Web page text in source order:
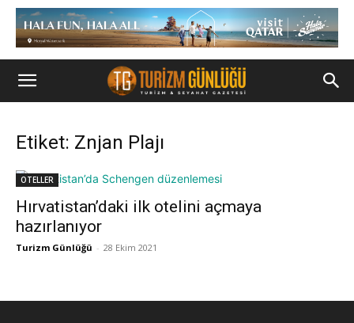
Etiket: Znjan Plajı
OTELLER
Hırvatistan’daki ilk otelini açmaya
hazırlanıyor
Turizm Günlüğü - 28 Ekim 2021